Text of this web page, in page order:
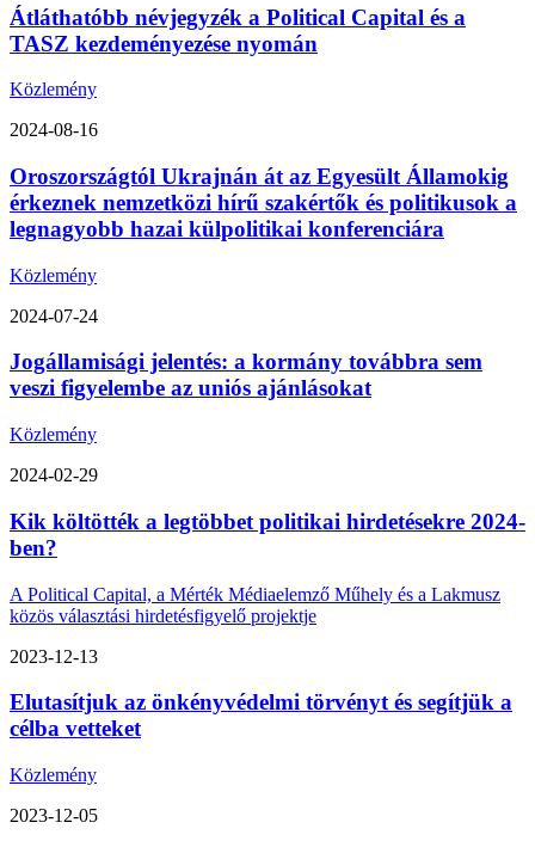
Átláthatóbb névjegyzék a Political Capital és a
TASZ kezdeményezése nyomán
Közlemény
2024-08-16
Oroszországtól Ukrajnán át az Egyesült Államokig
érkeznek nemzetközi hírű szakértők és politikusok a
legnagyobb hazai külpolitikai konferenciára
Közlemény
2024-07-24
Jogállamisági jelentés: a kormány továbbra sem
veszi figyelembe az uniós ajánlásokat
Közlemény
2024-02-29
Kik költötték a legtöbbet politikai hirdetésekre 2024-
ben?
A Political Capital, a Mérték Médiaelemző Műhely és a Lakmusz
közös választási hirdetésfigyelő projektje
2023-12-13
Elutasítjuk az önkényvédelmi törvényt és segítjük a
célba vetteket
Közlemény
2023-12-05